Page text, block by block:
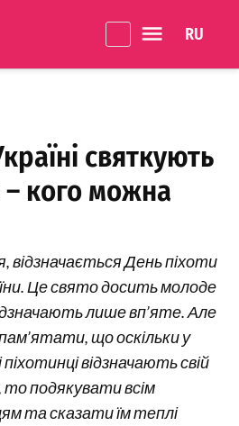
святкують
– кого можна
відзначається День піхоти
Це свято досить молоде
лише вп’яте. Але
що оскільки у
піхотинці відзначають свій
то подякувати всім
та сказати їм теплі